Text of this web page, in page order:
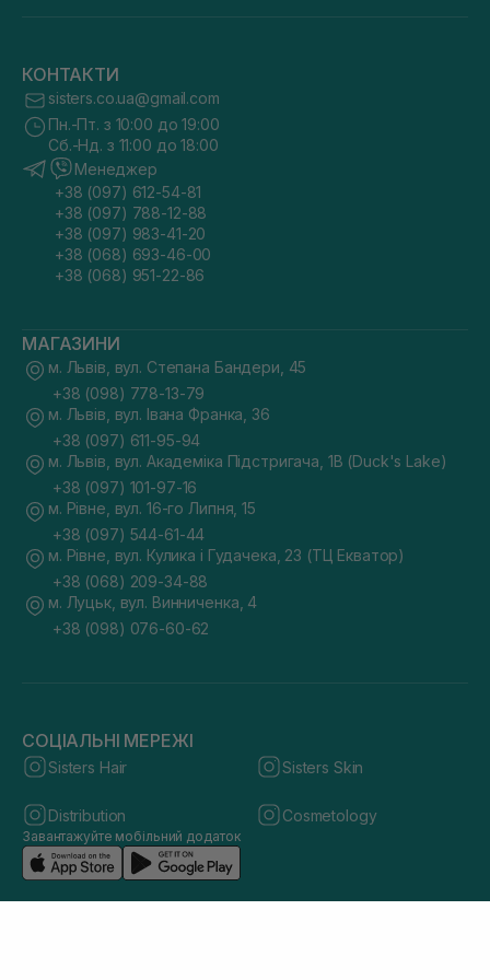
КОНТАКТИ
sisters.co.ua@gmail.com
Пн.-Пт. з 10:00 до 19:00
Сб.-Нд. з 11:00 до 18:00
Менеджер
+38 (097) 612-54-81
+38 (097) 788-12-88
+38 (097) 983-41-20
+38 (068) 693-46-00
+38 (068) 951-22-86
МАГАЗИНИ
м. Львів, вул. Степана Бандери, 45
+38 (098) 778-13-79
м. Львів, вул. Івана Франка, 36
+38 (097) 611-95-94
м. Львів, вул. Академіка Підстригача, 1В (Duck's Lake)
+38 (097) 101-97-16
м. Рівне, вул. 16-го Липня, 15
+38 (097) 544-61-44
м. Рівне, вул. Кулика і Гудачека, 23 (ТЦ Екватор)
+38 (068) 209-34-88
м. Луцьк, вул. Винниченка, 4
+38 (098) 076-60-62
СОЦІАЛЬНІ МЕРЕЖІ
Sisters Hair Sisters Skin
Distribution Cosmetology
Завантажуйте мобільний додаток